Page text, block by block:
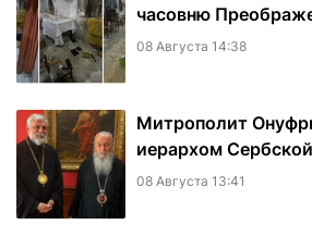
часовню
08 Августа 14:38
Митрополит
иерархом
08 Августа 13:41